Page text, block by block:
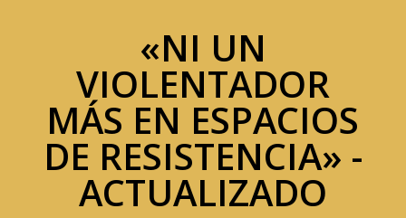
«NI UN
VIOLENTADOR
MÁS EN ESPACIOS
DE RESISTENCIA» -
ACTUALIZADO